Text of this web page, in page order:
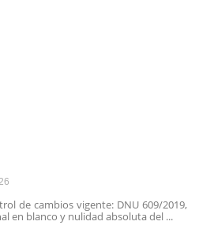
de cambios vigente: DNU 609/2019,
en blanco y nulidad absoluta del ...